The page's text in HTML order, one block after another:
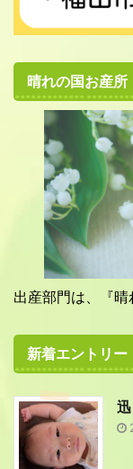
晴れの国お産所
出産部門は、『晴
新着エントリー
迅